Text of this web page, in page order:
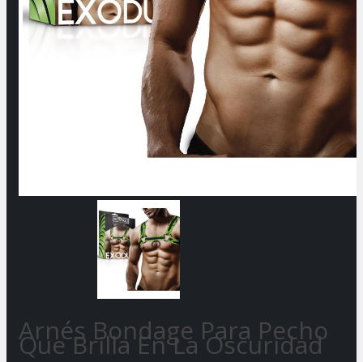
Arnés Bondage Para Pecho
Que Brilla En La Oscuridad